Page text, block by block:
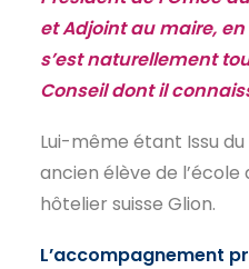
EN
et Adjoint au maire,
s’est naturellement
Conseil dont il
Lui-même étant Issu
ancien élève de
hôtelier suisse Glion.
L’accompagnement